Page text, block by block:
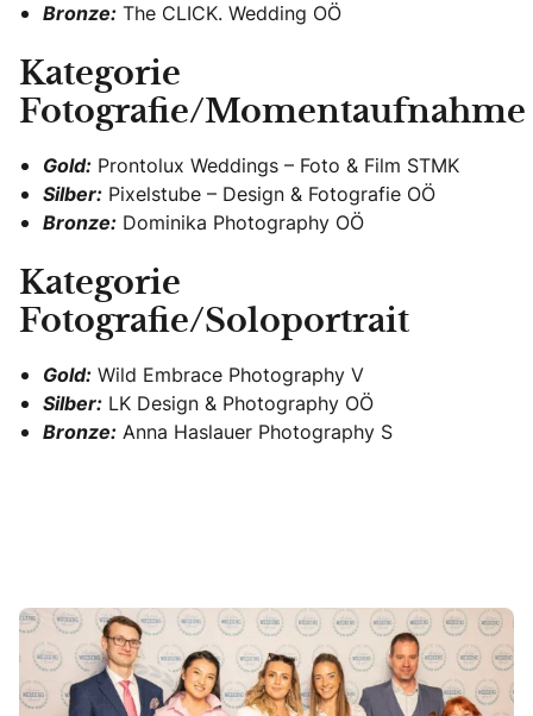
Bronze: The CLICK. Wedding OÖ
Kategorie
Fotografie/Momentaufnahme
Gold: Prontolux Weddings – Foto & Film STMK
Silber: Pixelstube – Design & Fotografie OÖ
Bronze: Dominika Photography OÖ
Kategorie
Fotografie/Soloportrait
Gold: Wild Embrace Photography V
Silber: LK Design & Photography OÖ
Bronze: Anna Haslauer Photography S